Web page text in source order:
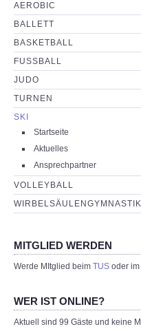
VEREIN
SPORTARTEN
KONTAKT
AEROBIC
BALLETT
BASKETBALL
FUSSBALL
JUDO
TURNEN
SKI
Startseite
Aktuelles
Ansprechpartner
VOLLEYBALL
WIRBELSÄULENGYMNASTIK
MITGLIED WERDEN
Werde MItglied beim TUS oder im
WER IST ONLINE?
Aktuell sind 99 Gäste und keine